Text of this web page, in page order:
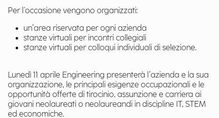
Per l'occasione vengono organizzati:
un’area riservata per ogni azienda
stanze virtuali per incontri collegiali
stanze virtuali per colloqui individuali di selezione.
Lunedì 11 aprile Engineering presenterà l’azienda e la sua
organizzazione, le principali esigenze occupazionali e le
opportunità offerte di tirocinio, assunzione e carriera ai
giovani neolaureati o neolaureandi in discipline IT, STEM
ed economiche.